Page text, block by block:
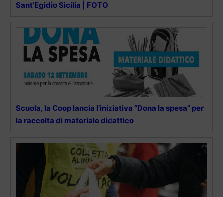
Sant’Egidio Sicilia | FOTO
Scuola, la Coop lancia l’iniziativa “Dona la spesa” per
la raccolta di materiale didattico